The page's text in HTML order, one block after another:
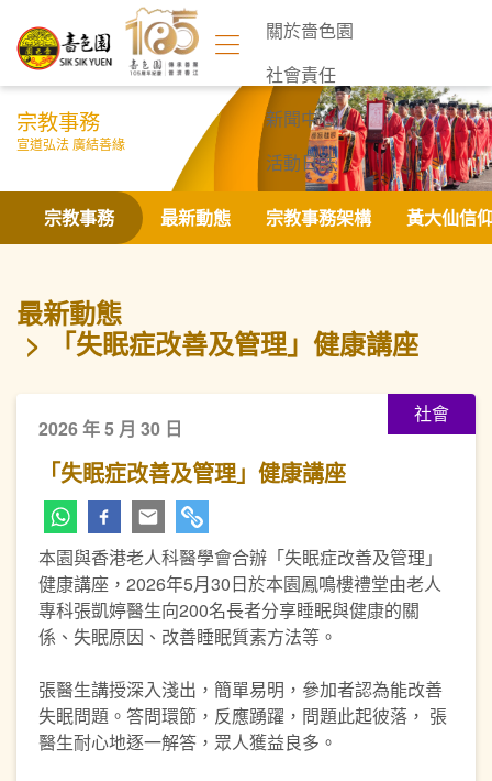
關於嗇色園
社會責任
新聞中心
活動日誌
聯絡我們
宗教事務
宣道弘法 廣結善緣
宗教事務 最新動態 宗教事務架構 黃大仙信
最新動態
「失眠症改善及管理」健康講座
社會
2026 年 5 月 30 日
「失眠症改善及管理」健康講座
本園與香港老人科醫學會合辦「失眠症改善及管理」
健康講座，2026年5月30日於本園鳳鳴樓禮堂由老人
專科張凱婷醫生向200名長者分享睡眠與健康的關
係、失眠原因、改善睡眠質素方法等。
張醫生講授深入淺出，簡單易明，參加者認為能改善
失眠問題。答問環節，反應踴躍，問題此起彼落， 張
醫生耐心地逐一解答，眾人獲益良多。